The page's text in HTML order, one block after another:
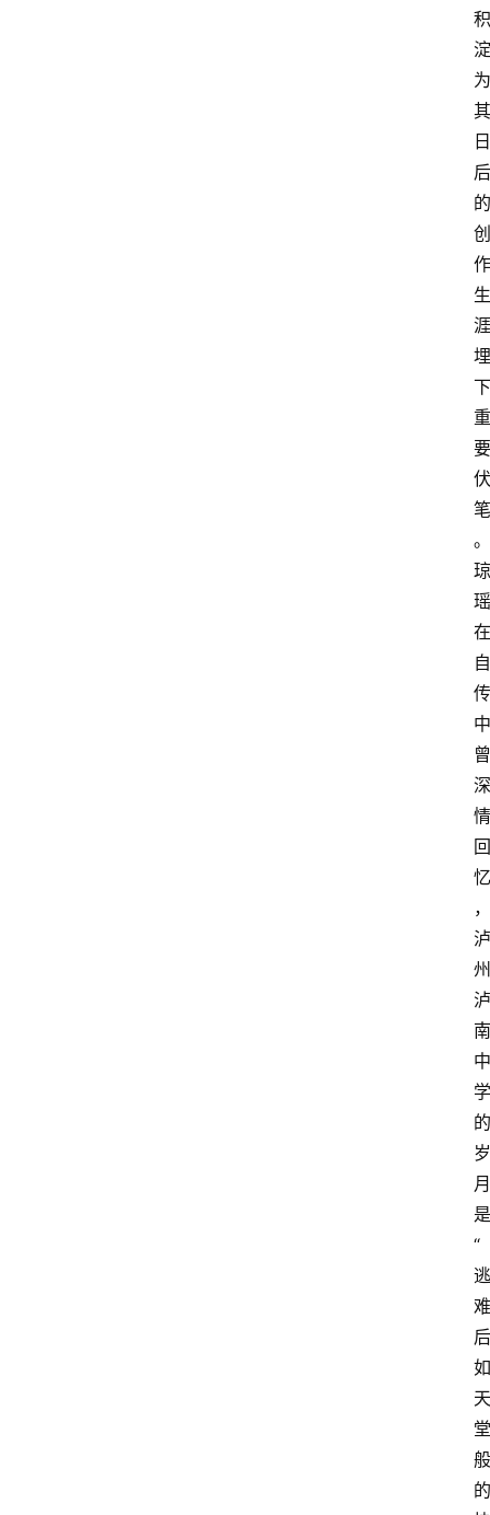
积
淀
为
其
日
后
的
创
作
生
涯
埋
下
重
要
伏
笔
。
琼
瑶
在
自
传
中
曾
深
情
回
忆
，
泸
州
泸
南
中
学
的
岁
月
是
“
逃
难
后
如
天
堂
般
的